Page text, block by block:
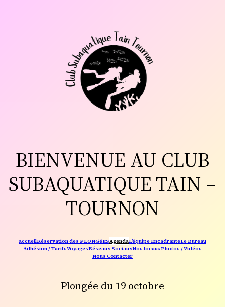
BIENVENUE AU CLUB
SUBAQUATIQUE TAIN –
TOURNON
accueilRéservation des PLONGéESAgendaL’équipe EncadranteLe Bureau
Adhésion / TarifsVoyagesRéseaux SociauxNos locauxPhotos / Vidéos
Nous Contacter
Plongée du 19 octobre